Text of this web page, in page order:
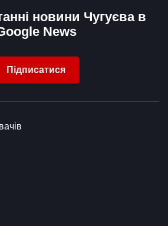
новини Чугуєва в
News
Підписатися